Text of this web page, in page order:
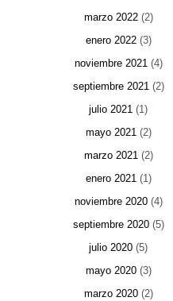
marzo 2022(2)
enero 2022(3)
noviembre 2021(4)
septiembre 2021(2)
julio 2021 (1)
mayo 2021(2)
marzo 2021(2)
enero 2021(1)
noviembre 2020(4)
septiembre 2020(5)
julio 2020 (5)
mayo 2020(3)
marzo 2020(2)